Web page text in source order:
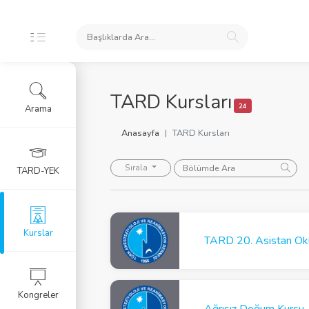
TARD Kursları 24
Anasayfa TARD Kursları
Sırala
TARD 20. Asistan
Arama
TARD-YEK
Kurslar
Kongreler
Kursu